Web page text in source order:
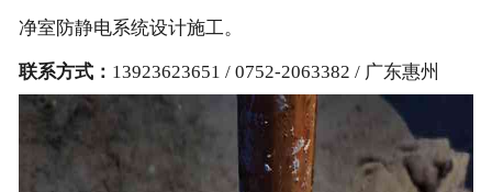
联络惠发
净室防静电系统设计施工。
联系方式： 13923623651 / 0752-2063382 / 广东惠州